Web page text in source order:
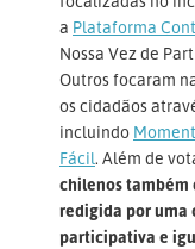
a Plataforma
Nossa Vez de
Outros focaram
os cidadãos
incluindo
Fácil. Além de
chilenos também
redigida por uma
participativa e